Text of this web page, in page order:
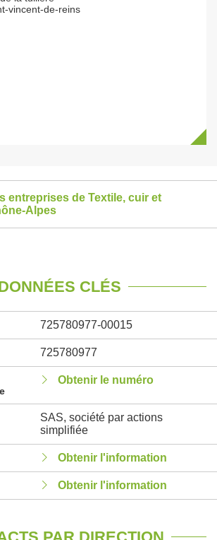
vincent-de-reins
entreprises de Textile, cuir et
Alpes
CLÉS
725780977-00015
725780977
Obtenir le numéro
SAS, société par actions
simplifiée
Obtenir l'information
Obtenir l'information